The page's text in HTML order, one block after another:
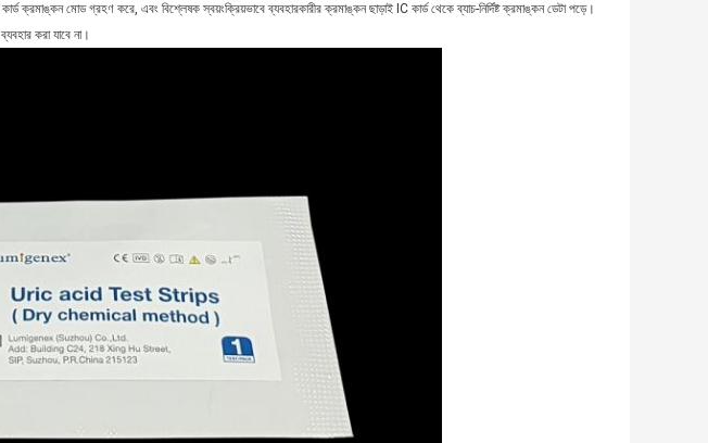
কার্ড ক্রমাঙ্কন মোড গ্রহণ করে, এবং বিশ্লেষক স্বয়ংক্রিয়ভাবে ব্যবহারকারীর ক্রমাঙ্কন ছাড়াই IC কার্ড থেকে ব্যাচ-নির্দিষ্ট ক্রমাঙ্কন ডেটা পড়ে।
করা যাবে না।